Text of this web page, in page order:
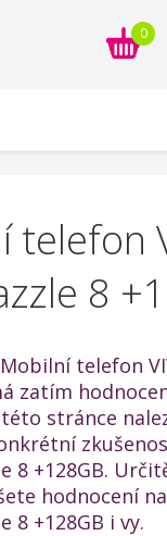
0
telefon
8
telefon
zatím
stránce
8 +128GB.
hodnocení
8 +128GB i vy.